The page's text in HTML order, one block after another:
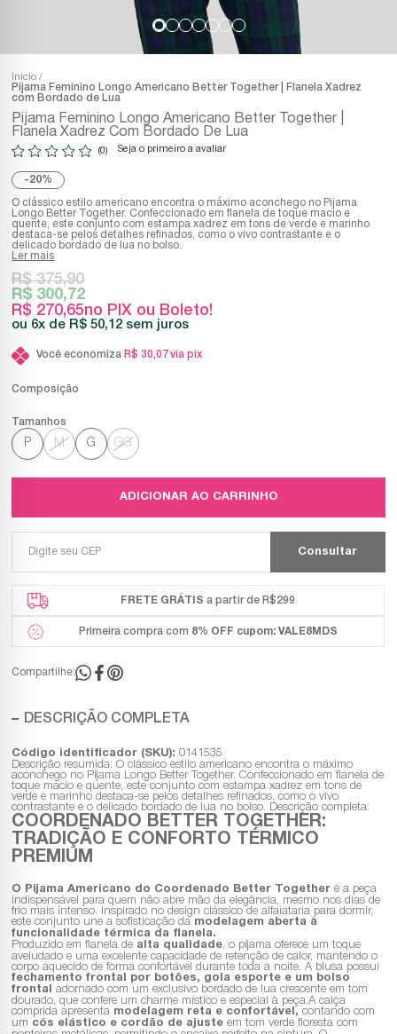
Início
Pijama Feminino Longo Americano Better Together | Flanela Xadrez
com Bordado de Lua
Pijama Feminino Longo Americano Better Together |
Flanela Xadrez Com Bordado De Lua
(0) Seja o primeiro a avaliar
20%
O clássico estilo americano encontra o máximo aconchego no Pijama
Longo Better Together. Confeccionado em flanela de toque macio e
quente, este conjunto com estampa xadrez em tons de verde e marinho
destaca-se pelos detalhes refinados, como o vivo contrastante e o
delicado bordado de lua no bolso.
Ler mais
R$ 270,65no PIX ou Boleto!
R$ 375,90
R$ 300,72
6x R$ 50,12 sem juros
Você economiza R$ 30,07 via pix
Composição
P M G GG
ADICIONAR AO CARRINHO
FRETE GRÁTIS a partir de R$299
Primeira compra com 8% OFF cupom: VALE8MDS
Compartilhe:
DESCRIÇÃO COMPLETA
Código identificador (SKU): 0141535
Descrição resumida: O clássico estilo americano encontra o máximo
aconchego no Pijama Longo Better Together. Confeccionado em flanela de
toque macio e quente, este conjunto com estampa xadrez em tons de
verde e marinho destaca-se pelos detalhes refinados, como o vivo
contrastante e o delicado bordado de lua no bolso. Descrição completa:
COORDENADO BETTER TOGETHER:
TRADIÇÃO E CONFORTO TÉRMICO
PREMIUM
O Pijama Americano do Coordenado Better Togetheré a peça
indispensável para quem não abre mão da elegância, mesmo nos dias de
frio mais intenso. Inspirado no design clássico de alfaiataria para dormir,
este conjunto une a sofisticação da modelagem aberta à
funcionalidade térmica da flanela.
Produzido em flanela de alta qualidade , o pijama oferece um toque
aveludado e uma excelente capacidade de retenção de calor, mantendo o
corpo aquecido de forma confortável durante toda a noite. A blusa possui
fechamento frontal por botões, gola esporte e um bolso
frontaladornado com um exclusivo bordado de lua crescente em tom
dourado, que confere um charme místico e especial à peça.A calça
comprida apresenta modelagem reta e confortável, contando com
um cós elástico e cordão de ajusteem tom verde floresta com